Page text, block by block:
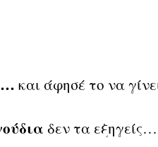
και άφησέ το να
δεν τα εξηγείς…